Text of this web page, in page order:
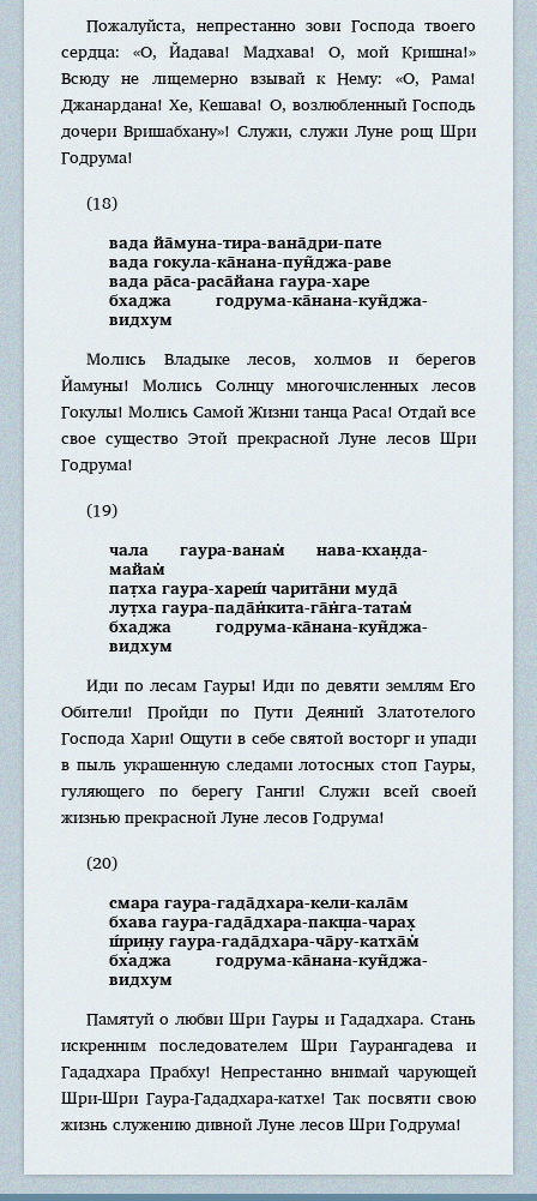
Пожалуйста, непрестанно зови Господа твоего
сердца: «О, Йадава! Мадхава! О, мой Кришна!»
Всюду не лицемерно взывай к Нему: «О, Рама!
Джанардана! Хе, Кешава! О, возлюбленный Господь
дочери Вришабхану»! Служи, служи Луне рощ Шри
Годрума!
(18)
вада йа̄муна-тира-вана̄дри-пате
вада гокула-ка̄нана-пун̃джа-раве
вада ра̄са-раса̄йана гаура-харе
бхаджа годрума-ка̄нана-кун̃джа-
видхум
Молись Владыке лесов, холмов и берегов
Йамуны! Молись Солнцу многочисленных лесов
Гокулы! Молись Самой Жизни танца Раса! Отдай все
свое существо Этой прекрасной Луне лесов Шри
Годрума!
(19)
чала гаура-ванам̇ нава-кхан̣д̣а-
майам̇
пат̣ха гаура-хареш́ чарита̄ни муда̄
лут̣ха гаура-пада̄н̇кита-га̄н̇га-татам̇
бхаджа годрума-ка̄нана-кун̃джа-
видхум
Иди по лесам Гауры! Иди по девяти землям Его
Обители! Пройди по Пути Деяний Златотелого
Господа Хари! Ощути в себе святой восторг и упади
в пыль украшенную следами лотосных стоп Гауры,
гуляющего по берегу Ганги! Служи всей своей
жизнью прекрасной Луне лесов Годрума!
(20)
смара гаура-гада̄дхара-кели-кала̄м
бхава гаура-гада̄дхара-пакш̣а-чарах̣
ш́р̣ин̣у гаура-гада̄дхара-ча̄ру-катха̄м̇
бхаджа годрума-ка̄нана-кун̃джа-
видхум
Памятуй о любви Шри Гауры и Гададхара. Стань
искренним последователем Шри Гаурангадева и
Гададхара Прабху! Непрестанно внимай чарующей
Шри-Шри Гаура-Гададхара-катхе! Так посвяти свою
жизнь служению дивной Луне лесов Шри Годрума!